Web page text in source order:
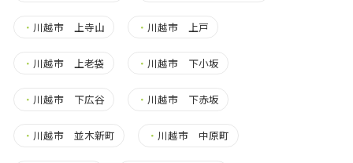
・ 川越市 上寺山 ・ 川越市 上戸
・ 川越市 上老袋 ・ 川越市 下小坂
・ 川越市 下広谷 ・ 川越市 下赤坂
・ 川越市 並木新町 ・ 川越市 中原町